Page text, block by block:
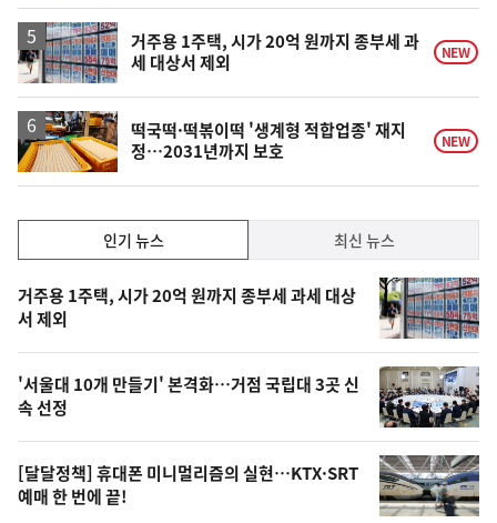
상
승
거주용 1주택, 시가 20억 원까지 종부세 과
세 대상서 제외
NEW
떡국떡·떡볶이떡 '생계형 적합업종' 재지
정…2031년까지 보호
NEW
기,
최
신,
오
늘
의
영
상
인기 뉴스 최신 뉴스
기
뉴
스
거주용 1주택, 시가 20억 원까지 종부세 과세 대상
서 제외
'서울대 10개 만들기' 본격화…거점 국립대 3곳 신
속 선정
[달달정책] 휴대폰 미니멀리즘의 실현…KTX·SRT
예매 한 번에 끝!